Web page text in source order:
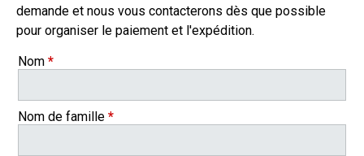
demande et nous vous contacterons dès que possible
pour organiser le paiement et l'expédition.
Nom *
Nom de famille *